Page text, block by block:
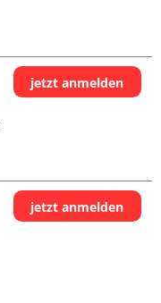
jetzt anmelden
jetzt anmelden